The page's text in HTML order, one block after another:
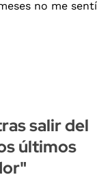
salir del
últimos